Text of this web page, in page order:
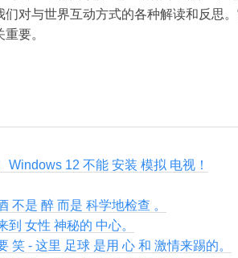
们对与世界互动方式的各种解读和反思
要。
Windows 12 不能 安装 模拟 电视！
不是 醉 而是 科学地检查 。
到 女性 神秘的 中心。
笑 - 这里 足球 是用 心 和 激情来踢的。